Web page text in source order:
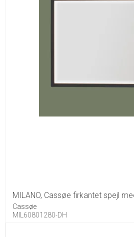
MILANO, Cassøe firkantet spejl
Cassøe
MIL60801280-DH